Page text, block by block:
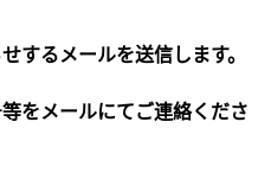
するメールを送信します。
をメールにてご連絡くださ